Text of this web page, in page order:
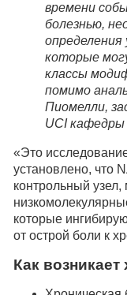
времени
болезнью,
определения
которые
классы
помимо
Пиомелли,
UCI кафедры
«Это
установлено, что
контрольный
которые
от острой боли к
Как